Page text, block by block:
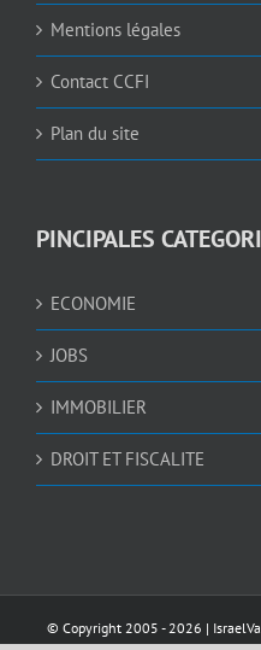
Mentions légales
Contact CCFI
Plan du site
PINCIPALES
ECONOMIE
JOBS
IMMOBILIER
DROIT ET FISCALITE
© Copyright 2005 - 2026 |